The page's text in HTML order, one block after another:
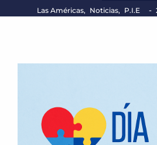
Las Américas, Noticias, P.I.E -